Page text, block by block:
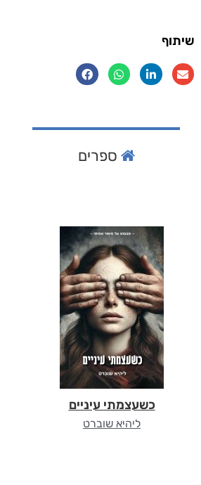
שיתוף
ספרים
כשעצמתי עיניים
ליהיא שוברט